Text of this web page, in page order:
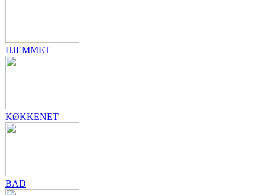
HJEMMET
KØKKENET
BAD